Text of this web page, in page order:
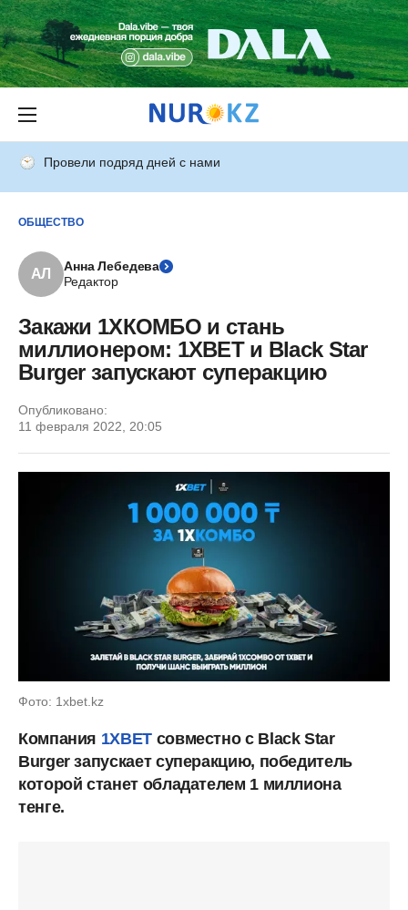
Провели подряд дней с нами
ОБЩЕСТВО
АЛ
Анна Лебедева
Редактор
Закажи 1ХКОМБО и стань
миллионером: 1ХBET и Black Star
Burger запускают суперакцию
Опубликовано:
11 февраля 2022, 20:05
Фото: 1xbet.kz
Компания 1ХBETсовместно с Black Star
Burger запускает суперакцию, победитель
которой станет обладателем 1 миллиона
тенге.